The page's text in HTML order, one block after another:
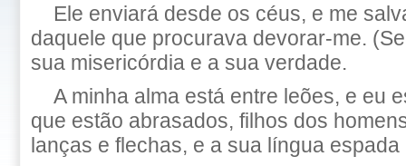
Ele enviará desde os céus, e me
daquele que procurava devorar-me.
sua misericórdia e a sua verdade.
A minha alma está entre leões, e eu
que estão abrasados, filhos dos
lanças e flechas, e a sua língua espada